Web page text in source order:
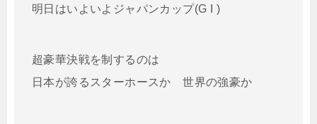
明日はいよいよジャパンカップ(G I )
超豪華決戦を制するのは
日本が誇るスターホースか 世界の強豪か